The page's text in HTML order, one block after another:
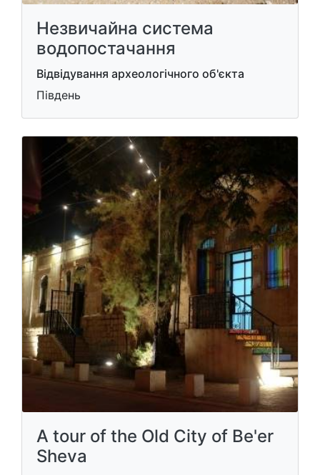
Незвичайна система
водопостачання
Відвідування археологічного об'єкта
Південь
A tour of the Old City of Be'er
Sheva